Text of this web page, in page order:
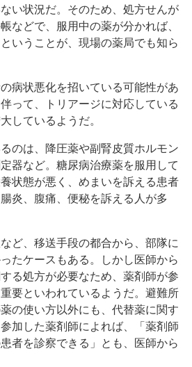
い状況だ。そのため、処方せんが
などで、服用中の薬が分かれば、
いうことが、現場の薬局でも知ら
病状悪化を招いている可能性があ
って、トリアージに対応している
しているようだ。
のは、降圧薬や副腎皮質ホルモン
器など。糖尿病治療薬を服用して
状態が悪く、めまいを訴える患者
炎、腹痛、便秘を訴える人が多
ど、移送手段の都合から、部隊に
たケースもある。しかし医師から
る処方が必要なため、薬剤師が参
要といわれているようだ。避難所
の使い方以外にも、代替薬に関す
加した薬剤師によれば、「薬剤師
者を診察できる」とも、医師から